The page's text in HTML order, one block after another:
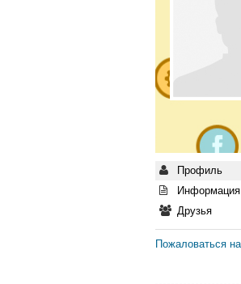
Профиль
Информация
Друзья
Пожаловаться